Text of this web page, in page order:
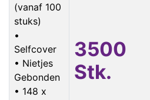
(vanaf 100
stuks)
•
Selfcover
• Nietjes
Gebonden
• 148 x
3500
Stk.